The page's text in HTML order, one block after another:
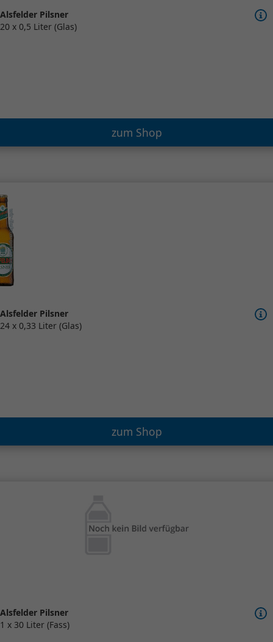
Alsfelder Pilsner
20 x 0,5 Liter (Glas)
zum Shop
Alsfelder Pilsner
24 x 0,33 Liter (Glas)
zum Shop
Alsfelder Pilsner
1 x 30 Liter (Fass)